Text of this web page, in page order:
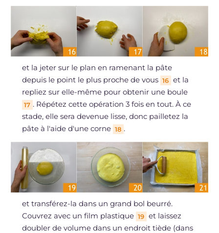
et la jeter sur le plan en ramenant la pâte
depuis le point le plus proche de vous 16 et la
repliez sur elle-même pour obtenir une boule
17 . Répétez cette opération 3 fois en tout. À ce
stade, elle sera devenue lisse, donc pailletez la
pâte à l'aide d'une corne 18 .
et transférez-la dans un grand bol beurré.
Couvrez avec un film plastique 19 et laissez
doubler de volume dans un endroit tiède (dans